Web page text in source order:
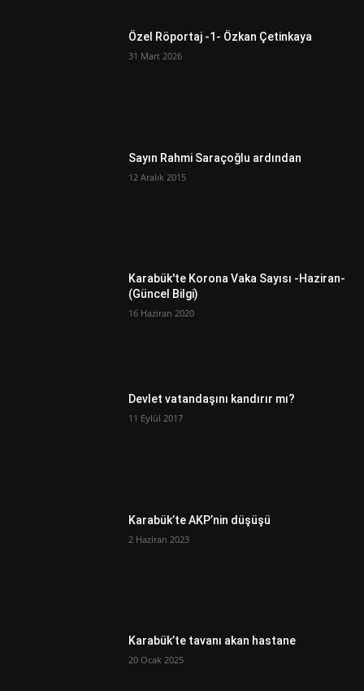
Özel Röportaj -1- Özkan Çetinkaya
31 Mart 2026
Sayın Rahmi Saraçoğlu ardından
12 Aralık 2015
Karabük'te Korona Vaka Sayısı -Haziran-
(Güncel Bilgi)
16 Haziran 2020
Devlet vatandaşını kandırır mı?
11 Eylül 2017
Karabük’te AKP’nin düşüşü
2 Haziran 2023
Karabük’te tavanı akan hastane
20 Ocak 2025